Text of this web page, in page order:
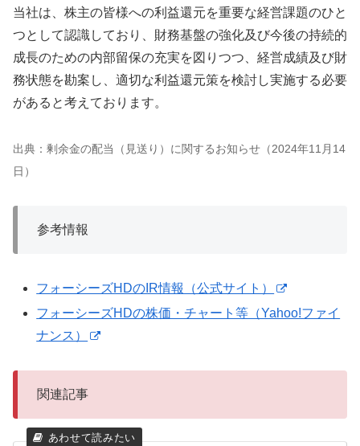
当社は、株主の皆様への利益還元を重要な経営課題のひと
つとして認識しており、財務基盤の強化及び今後の持続的
成長のための内部留保の充実を図りつつ、経営成績及び財
務状態を勘案し、適切な利益還元策を検討し実施する必要
があると考えております。
出典：剰余金の配当（見送り）に関するお知らせ（2024年11月14
日）
参考情報
フォーシーズHDのIR情報（公式サイト）
フォーシーズHDの株価・チャート等（Yahoo!ファイ
ナンス）
関連記事